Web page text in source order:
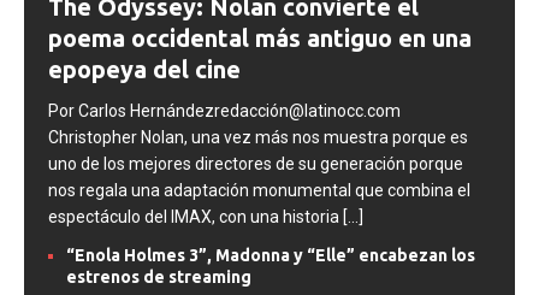
The Odyssey: Nolan convierte el
poema occidental más antiguo en una
epopeya del cine
Por Carlos Hernándezredacción@latinocc.com
Christopher Nolan, una vez más nos muestra porque es
uno de los mejores directores de su generación porque
nos regala una adaptación monumental que combina el
espectáculo del IMAX, con una historia [...]
“Enola Holmes 3”, Madonna y “Elle” encabezan los
estrenos de streaming